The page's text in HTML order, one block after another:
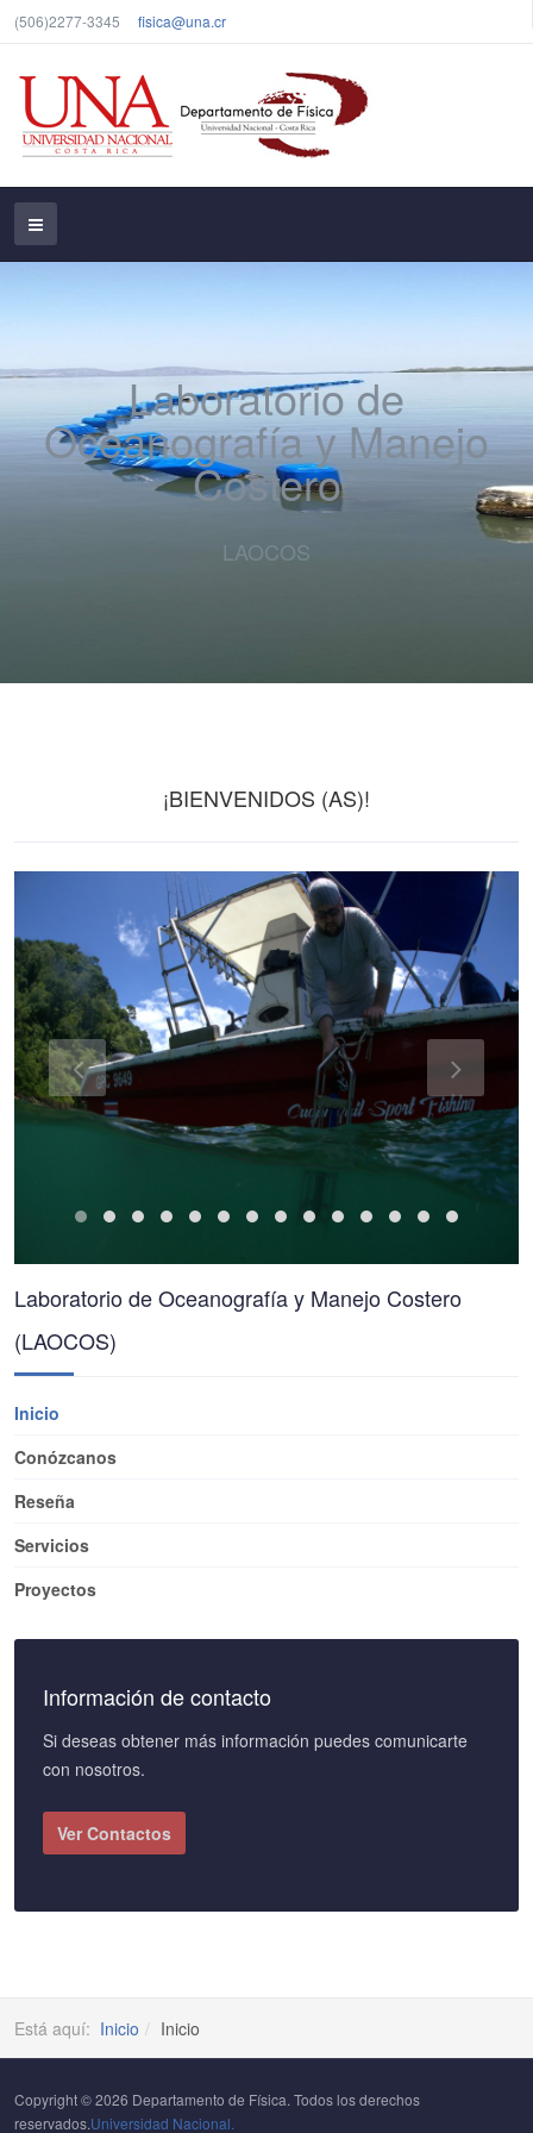
(506)2277-3345 fisica@una.cr
Laboratorio de
Oceanografía y Manejo
Costero
LAOCOS
¡BIENVENIDOS (AS)!
Laboratorio de Oceanografía y Manejo Costero
(LAOCOS)
Inicio
Conózcanos
Reseña
Servicios
Proyectos
Información de contacto
Si deseas obtener más información puedes comunicarte
con nosotros.
Ver Contactos
Está aquí: Inicio Inicio
Copyright © 2026 Departamento de Física. Todos los derechos
reservados.Universidad Nacional.